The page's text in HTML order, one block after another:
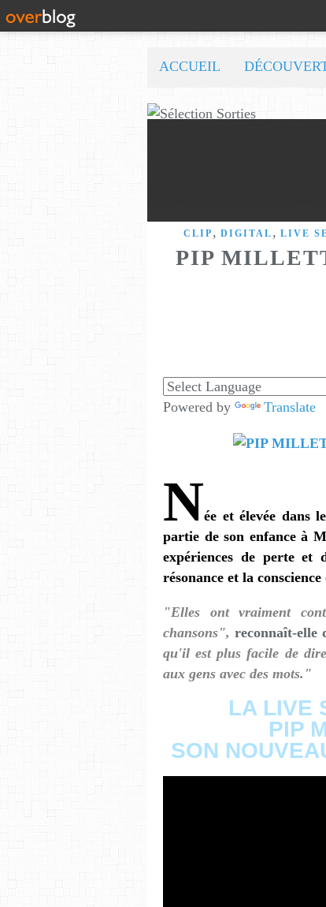
ACCUEIL
CLIP , DIGITAL , LIVE
PIP
Powered by Translate
Née et élevée dans
partie de son enfance à
expériences de perte
résonance et la
"Elles ont vraiment
chansons", reconnaît-elle
qu'il est plus facile de
aux gens avec des mots."
LA LIVE
PIP
SON